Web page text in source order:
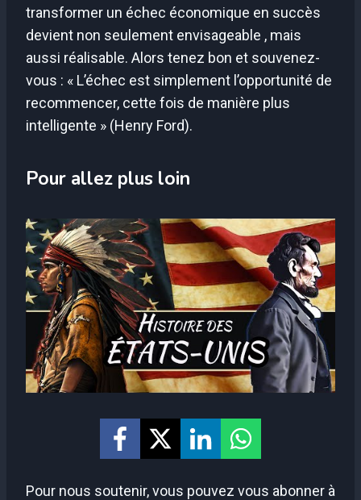
transformer un échec économique en succès
devient non seulement envisageable , mais
aussi réalisable. Alors tenez bon et souvenez-
vous : « L’échec est simplement l’opportunité de
recommencer, cette fois de manière plus
intelligente » (Henry Ford).
Pour allez plus loin
Pour nous soutenir, vous pouvez vous abonner à